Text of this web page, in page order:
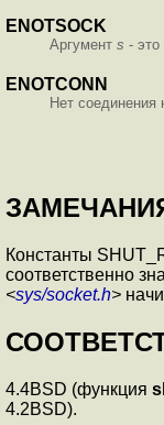
ENOTSOCK
Аргумент s -
ENOTCONN
Нет соединения
Константы
соответственно
<sys/socket.h>
4.4BSD (функция
4.2BSD).